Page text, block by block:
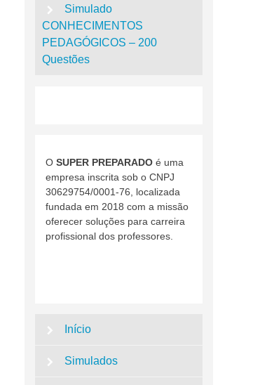
Simulado
CONHECIMENTOS
PEDAGÓGICOS – 200
Questões
O SUPER PREPARADOé uma
empresa inscrita sob o CNPJ
30629754/0001-76, localizada
fundada em 2018 com a missão
oferecer soluções para carreira
profissional dos professores.
Início
Simulados